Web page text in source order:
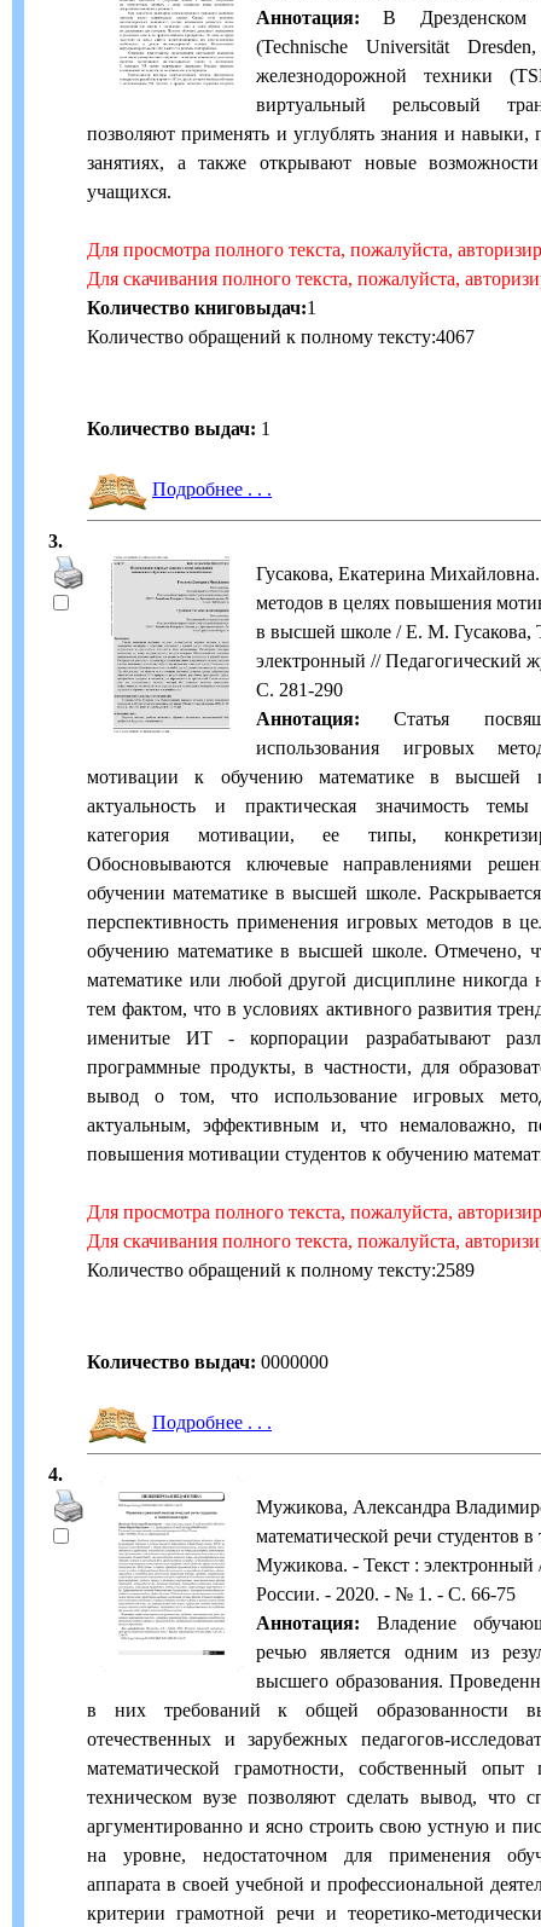
Аннотация: В Дрезденском
(Technische Universität
железнодорожной техники
виртуальный рельсовый
позволяют применять и углублять знания и навыки,
занятиях, а также открывают новые
учащихся.
Для просмотра полного текста, пожалуйста,
Для скачивания полного текста, пожалуйста,
Количество книговыдач:1
Количество обращений к полному тексту:4067
Количество выдач: 1
Подробнее . . .
3.
Гусакова, Екатерина
методов в целях повышения
в высшей школе / Е. М. Гусакова,
электронный // Педагогический
С. 281-290
Аннотация: Статья
использования игровых
мотивации к обучению математике в высшей
актуальность и практическая значимость темы
категория мотивации, ее типы,
Обосновываются ключевые направлениями
обучении математике в высшей школе.
перспективность применения игровых методов в
обучению математике в высшей школе. Отмечено,
математике или любой другой дисциплине никогда
тем фактом, что в условиях активного развития
именитые ИТ - корпорации разрабатывают
программные продукты, в частности, для
вывод о том, что использование игровых
актуальным, эффективным и, что немаловажно,
повышения мотивации студентов к обучению
Для просмотра полного текста, пожалуйста,
Для скачивания полного текста, пожалуйста,
Количество обращений к полному тексту:2589
Количество выдач: 0000000
Подробнее . . .
4.
Мужикова, Александра
математической речи студентов
Мужикова. - Текст : электронный
России. - 2020. - № 1. - С. 66-75
Аннотация: Владение
речью является одним из
высшего образования.
в них требований к общей образованности
отечественных и зарубежных педагогов-
математической грамотности, собственный опыт
техническом вузе позволяют сделать вывод, что
аргументированно и ясно строить свою устную и
на уровне, недостаточном для применения
аппарата в своей учебной и профессиональной
критерии грамотной речи и теоретико-